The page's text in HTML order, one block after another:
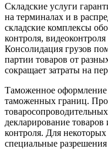
Складские услуги
на терминалах и в
складские комплексы
контроля,
Консолидация грузов
партии товаров от
сокращает затраты на
Таможенное оформление
таможенных границ.
декларирование
контроля. Для
специальные